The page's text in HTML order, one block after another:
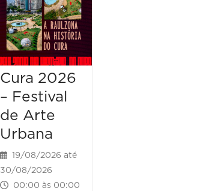
Cura 2026
– Festival
de Arte
Urbana
19/08/2026 até
30/08/2026
00:00 às 00:00